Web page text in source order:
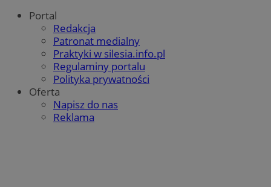
Portal
Redakcja
Patronat medialny
Praktyki w silesia.info.pl
Regulaminy portalu
Polityka prywatności
Oferta
Napisz do nas
Reklama